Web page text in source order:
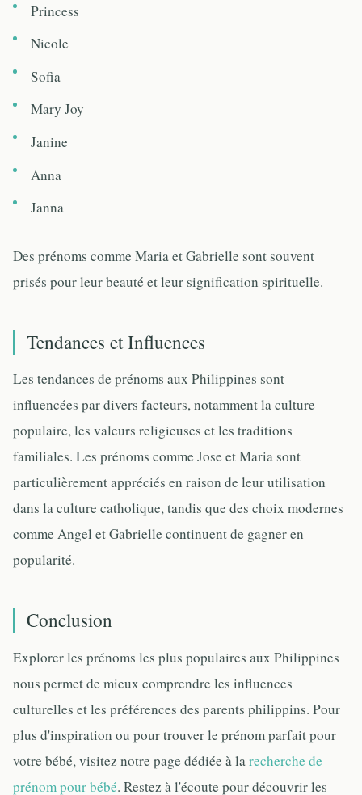
Princess
Nicole
Sofia
Mary Joy
Janine
Anna
Janna
Des prénoms comme Maria et Gabrielle sont souvent
prisés pour leur beauté et leur signification spirituelle.
Tendances et Influences
Les tendances de prénoms aux Philippines sont
influencées par divers facteurs, notamment la culture
populaire, les valeurs religieuses et les traditions
familiales. Les prénoms comme Jose et Maria sont
particulièrement appréciés en raison de leur utilisation
dans la culture catholique, tandis que des choix modernes
comme Angel et Gabrielle continuent de gagner en
popularité.
Conclusion
Explorer les prénoms les plus populaires aux Philippines
nous permet de mieux comprendre les influences
culturelles et les préférences des parents philippins. Pour
plus d'inspiration ou pour trouver le prénom parfait pour
votre bébé, visitez notre page dédiée à larecherche de
prénom pour bébé. Restez à l'écoute pour découvrir les